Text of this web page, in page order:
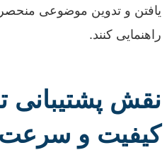
یافتن و تدوین موضوعی
راهنمایی کنند.
نقش
کیفیت و سرعت